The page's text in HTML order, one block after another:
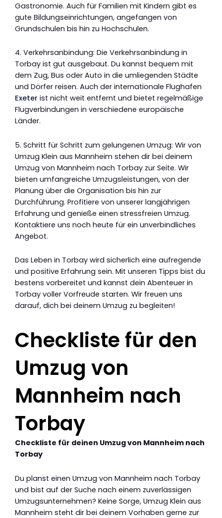
Gastronomie. Auch für Familien mit Kindern gibt es
gute Bildungseinrichtungen, angefangen von
Grundschulen bis hin zu Hochschulen.
4. Verkehrsanbindung: Die Verkehrsanbindung in
Torbay ist gut ausgebaut. Du kannst bequem mit
dem Zug, Bus oder Auto in die umliegenden Städte
und Dörfer reisen. Auch der internationale Flughafen
Exeter ist nicht weit entfernt und bietet regelmäßige
Flugverbindungen in verschiedene europäische
Länder.
5. Schritt für Schritt zum gelungenen Umzug: Wir von
Umzug Klein aus Mannheim stehen dir bei deinem
Umzug von Mannheim nach Torbay zur Seite. Wir
bieten umfangreiche Umzugsleistungen, von der
Planung über die Organisation bis hin zur
Durchführung. Profitiere von unserer langjährigen
Erfahrung und genieße einen stressfreien Umzug.
Kontaktiere uns noch heute für ein unverbindliches
Angebot.
Das Leben in Torbay wird sicherlich eine aufregende
und positive Erfahrung sein. Mit unseren Tipps bist du
bestens vorbereitet und kannst dein Abenteuer in
Torbay voller Vorfreude starten. Wir freuen uns
darauf, dich bei deinem Umzug zu begleiten!
Checkliste für den
Umzug von
Mannheim nach
Torbay
Checkliste für deinen Umzug von Mannheim nach
Torbay
Du planst einen Umzug von Mannheim nach Torbay
und bist auf der Suche nach einem zuverlässigen
Umzugsunternehmen? Keine Sorge, Umzug Klein aus
Mannheim steht dir bei deinem Vorhaben gerne zur